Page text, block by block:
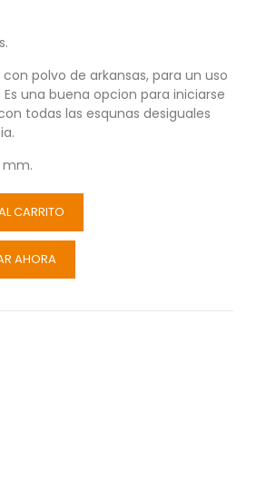
polvo de arkansas, para un uso
una buena opcion para iniciarse
todas las esqunas desiguales
mm.
CARRITO
AHORA